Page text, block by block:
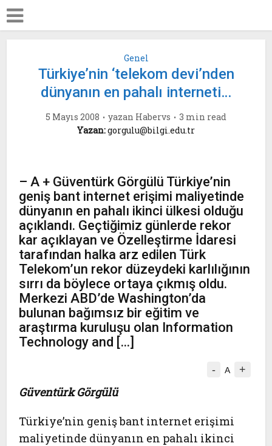
Genel
Türkiye’nin ‘telekom devi’nden
dünyanın en pahalı interneti…
5 Mayıs 2008 yazan Habervs
3 min read
Yazan:gorgulu@bilgi.edu.tr
– A + Güventürk Görgülü Türkiye’nin
geniş bant internet erişimi maliyetinde
dünyanın en pahalı ikinci ülkesi olduğu
açıklandı. Geçtiğimiz günlerde rekor
kar açıklayan ve Özelleştirme İdaresi
tarafından halka arz edilen Türk
Telekom’un rekor düzeydeki karlılığının
sırrı da böylece ortaya çıkmış oldu.
Merkezi ABD’de Washington’da
bulunan bağımsız bir eğitim ve
araştırma kuruluşu olan Information
Technology and […]
- A +
Güventürk Görgülü
Türkiye’nin geniş bant internet erişimi
maliyetinde dünyanın en pahalı ikinci